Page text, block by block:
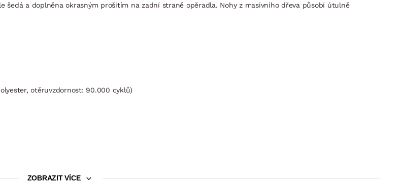
šedá a doplněna okrasným prošitím na zadní straně opěradla. Nohy z masivního dřeva působí útulně
otěruvzdornost: 90.000 cyklů)
ZOBRAZIT VÍCE